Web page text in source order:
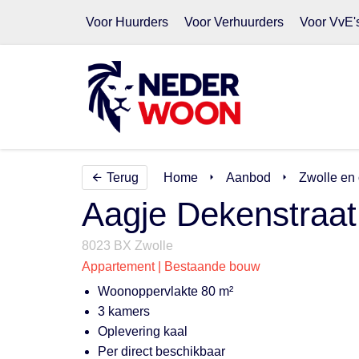
Voor Huurders Voor Verhuurders Voor
Terug Home Aanbod Zwolle en
Aagje Dekenstraat
8023 BX Zwolle
Appartement | Bestaande bouw
Woonoppervlakte 80 m²
3 kamers
Oplevering kaal
Per direct beschikbaar